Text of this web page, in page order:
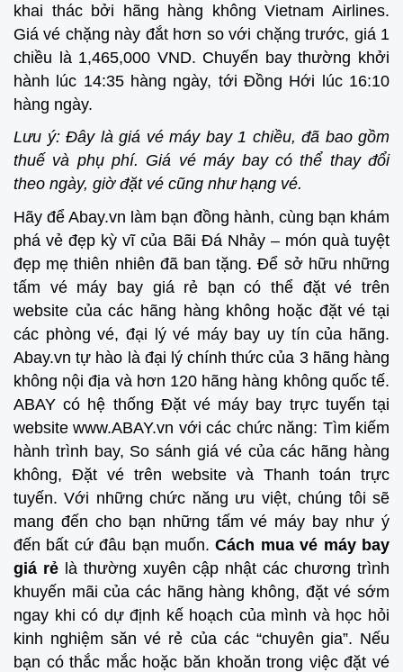
khai thác bởi hãng hàng không Vietnam Airlines.
Giá vé chặng này đắt hơn so với chặng trước, giá 1
chiều là 1,465,000 VND. Chuyến bay thường khởi
hành lúc 14:35 hàng ngày, tới Đồng Hới lúc 16:10
hàng ngày.
Lưu ý: Đây là giá vé máy bay 1 chiều, đã bao gồm
thuế và phụ phí. Giá vé máy bay có thể thay đổi
theo ngày, giờ đặt vé cũng như hạng vé.
Hãy để Abay.vn làm bạn đồng hành, cùng bạn khám
phá vẻ đẹp kỳ vĩ của Bãi Đá Nhảy – món quà tuyệt
đẹp mẹ thiên nhiên đã ban tặng. Để sở hữu những
tấm vé máy bay giá rẻ bạn có thể đặt vé trên
website của các hãng hàng không hoặc đặt vé tại
các phòng vé, đại lý vé máy bay uy tín của hãng.
Abay.vn tự hào là đại lý chính thức của 3 hãng hàng
không nội địa và hơn 120 hãng hàng không quốc tế.
ABAY có hệ thống Đặt vé máy bay trực tuyến tại
website www.ABAY.vn với các chức năng: Tìm kiếm
hành trình bay, So sánh giá vé của các hãng hàng
không, Đặt vé trên website và Thanh toán trực
tuyến. Với những chức năng ưu việt, chúng tôi sẽ
mang đến cho bạn những tấm vé máy bay như ý
đến bất cứ đâu bạn muốn.Cách mua vé máy bay
giá rẻ là thường xuyên cập nhật các chương trình
khuyến mãi của các hãng hàng không, đặt vé sớm
ngay khi có dự định kế hoạch của mình và học hỏi
kinh nghiệm săn vé rẻ của các “chuyên gia”. Nếu
bạn có thắc mắc hoặc băn khoăn trong việc đặt vé